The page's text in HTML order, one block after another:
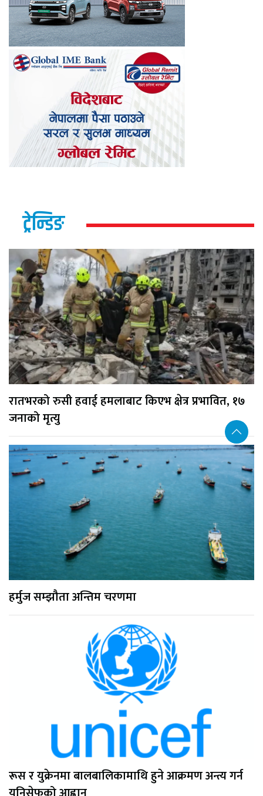
ट्रेन्डिङ
रातभरको रुसी हवाई हमलाबाट किएभ क्षेत्र प्रभावित, १७
जनाको मृत्यु
हर्मुज सम्झौता अन्तिम चरणमा
रूस र युक्रेनमा बालबालिकामाथि हुने आक्रमण अन्त्य गर्न